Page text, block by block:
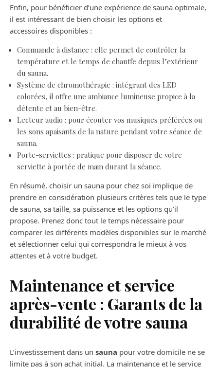
Enfin, pour bénéficier d’une expérience de sauna optimale,
il est intéressant de bien choisir les options et
accessoires disponibles :
Commande à distance : elle permet de contrôler la
température et le temps de chauffe depuis l’extérieur
du sauna.
Système de chromothérapie : intégrant des LED
colorées, il offre une ambiance lumineuse propice à la
détente et au bien-être.
Lecteur audio : pour écouter vos musiques préférées ou
les sons apaisants de la nature pendant votre séance de
sauna.
Porte-serviettes : pratique pour disposer de votre
serviette à portée de main durant la séance.
En résumé, choisir un sauna pour chez soi implique de
prendre en considération plusieurs critères tels que le type
de sauna, sa taille, sa puissance et les options qu’il
propose. Prenez donc tout le temps nécessaire pour
comparer les différents modèles disponibles sur le marché
et sélectionner celui qui correspondra le mieux à vos
attentes et à votre budget.
Maintenance et service
après-vente : Garants de la
durabilité de votre sauna
L’investissement dans un sauna pour votre domicile ne se
limite pas à son achat initial. La maintenance et le service